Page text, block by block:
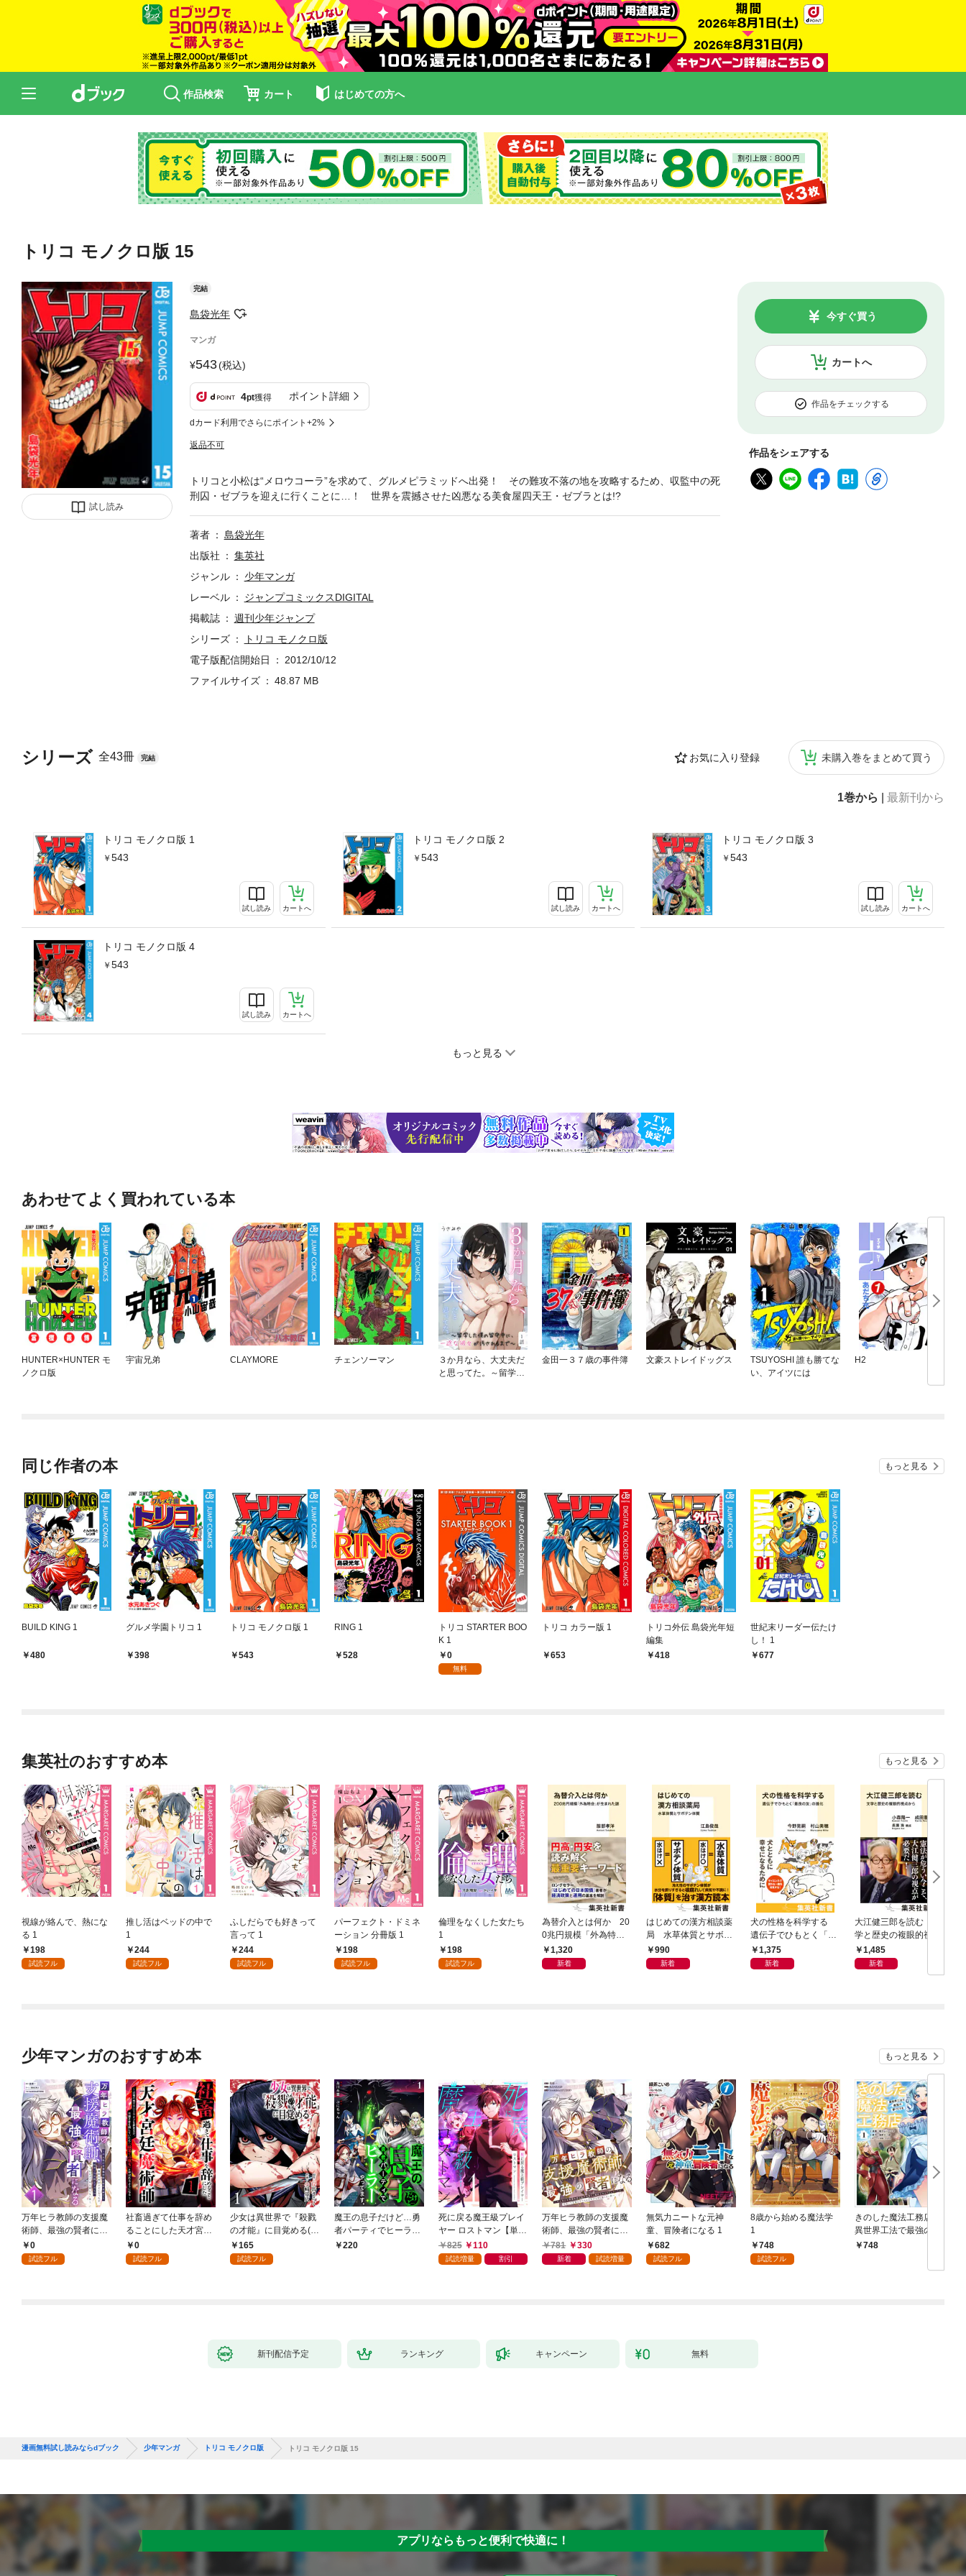
作品検索 カート はじめての方へ
トリコ モノクロ版 15
試し読み
完結
島袋光年
マンガ
543(税込)
4pt獲得 ポイント詳細
dカード利用でさらにポイント+2%
返品不可
カートへ
今すぐ買う
作品をチェックする
作品をシェアする
シリーズ 全43冊 完結 お気に入り登録 未購入巻をまとめて買う
1巻から 最新刊から
トリコ モノクロ版 1
543
試し読み カートへ
トリコ モノクロ版 2
543
試し読み カートへ
トリコ モノクロ版 3
543
試し読み カートへ
トリコ モノクロ版 4
543
試し読み カートへ
もっと見る
トリコと小松は“メロウコーラ”を求めて、グルメピラミッドへ出発！ その難攻不落の地を攻略するため、収監中の死
刑囚・ゼブラを迎えに行くことに…！ 世界を震撼させた凶悪なる美食屋四天王・ゼブラとは!?
著者
島袋光年
出版社
集英社
ジャンル
少年マンガ
レーベル
ジャンプコミックスDIGITAL
掲載誌
週刊少年ジャンプ
シリーズ
トリコ モノクロ版
電子版配信開始日
2012/10/12
ファイルサイズ
48.87 MB
あわせてよく買われている本
HUNTER×HUNTER モ
ノクロ版
宇宙兄弟 CLAYMORE チェンソーマン
３か月なら、大丈夫だ
と思ってた。～留学し
金田一３７歳の事件簿 文豪ストレイドッグス
TSUYOSHI 誰も勝てな
い、アイツには
H2
同じ作者の本 もっと見る
BUILD KING 1
480
グルメ学園トリコ 1
398
トリコ モノクロ版 1
543
RING 1
528
トリコ STARTER BOO
K 1
0
無料
トリコ カラー版 1
653
トリコ外伝 島袋光年短
編集
418
世紀末リーダー伝たけ
し！ 1
677
集英社のおすすめ本 もっと見る
視線が絡んで、熱にな
る 1
198
試読フル
推し活はベッドの中で
1
244
試読フル
ふしだらでも好きって
言って 1
244
試読フル
パーフェクト・ドミネ
ーション 分冊版 1
198
試読フル
倫理をなくした女たち
1
198
試読フル
為替介入とは何か 20
0兆円規模「外為特
会」が生まれた謎
1,320
新着
はじめての漢方相談薬
局 水草体質とサボテ
ン体質
990
新着
犬の性格を科学する
遺伝子でひもとく「最
良の友」の進化
1,375
新着
大江健三郎を読む 文
学と歴史の複眼的視点
から1,485
新着
少年マンガのおすすめ本 もっと見る
万年ヒラ教師の支援魔
術師、最強の賢者にな
る～不人気の支援魔術
師は給料泥棒だと魔術
0
試読フル
社畜過ぎて仕事を辞め
ることにした天才宮廷
魔術師～辺境の地でス
ローライフを夢見る
0
試読フル
少女は異世界で『殺戮
の才能』に目覚める(話
売り) #1
165
試読フル
魔王の息子だけど…勇
者パーティでヒーラー
やってます。1
220
死に戻る魔王級プレイ
ヤー ロストマン【単行
本版】 1巻
825 110
試読増量 割引
万年ヒラ教師の支援魔
術師、最強の賢者にな
る～不人気の支援魔術
師は給料泥棒だと魔術
781 330
新着 試読増量
無気力ニートな元神
童、冒険者になる 1
682
試読フル
8歳から始める魔法学
1
748
試読フル
きのした魔法工務店
異世界工法で最強の家
づくりを（コミック）
748
新刊配信予定 ランキング キャンペーン 無料
漫画無料試し読みならdブック 少年マンガ トリコ モノクロ版 トリコ モノクロ版 15
アプリならもっと便利で快適に！